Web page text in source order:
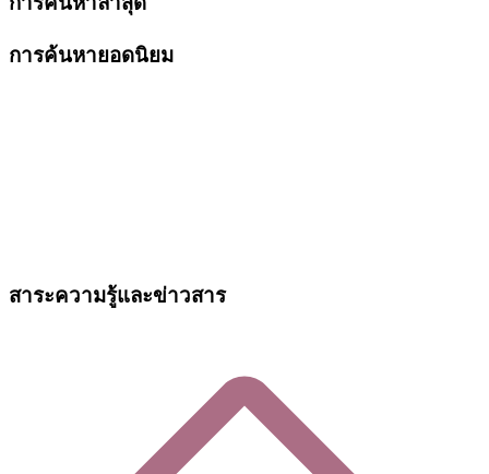
การค้นหายอดนิยม
สาระความรู้และข่าวสาร